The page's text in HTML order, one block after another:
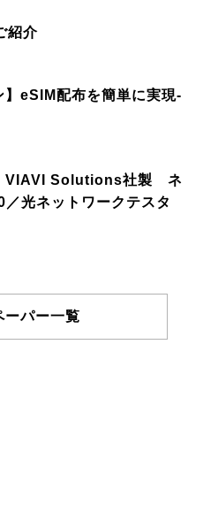
紹介
】eSIM配布を簡単に実現-
VIAVI Solutions社製 ネ
光ネットワークテスタ
ーパー一覧